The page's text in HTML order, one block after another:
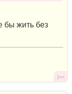
бы жить без
|<<